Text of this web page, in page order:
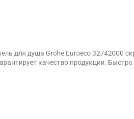
для душа Grohe Euroeco 32742000
качество продукции.